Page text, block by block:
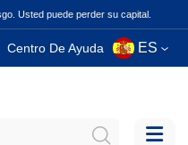
Usted puede perder su capital.
Centro De Ayuda ES